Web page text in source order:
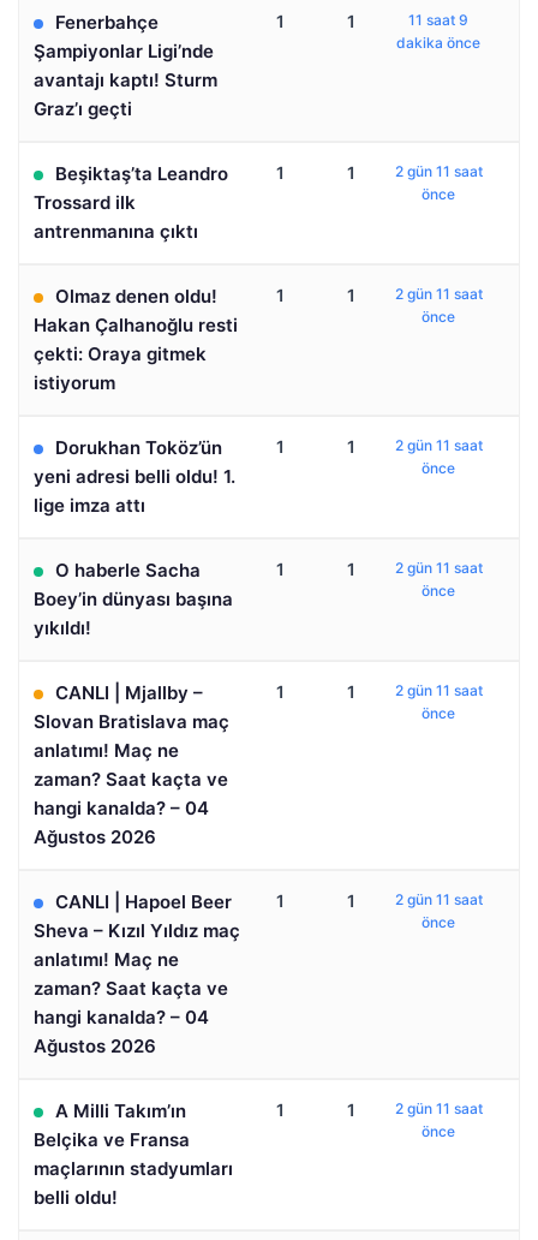
Fenerbahçe
Şampiyonlar Ligi’nde
avantajı kaptı! Sturm
Graz’ı geçti
1 1
11 saat 9
dakika önce
Beşiktaş’ta Leandro
Trossard ilk
antrenmanına çıktı
1 1
2 gün 11 saat
önce
Olmaz denen oldu!
Hakan Çalhanoğlu resti
çekti: Oraya gitmek
istiyorum
1 1
2 gün 11 saat
önce
Dorukhan Toköz’ün
yeni adresi belli oldu! 1.
lige imza attı
1 1
2 gün 11 saat
önce
O haberle Sacha
Boey’in dünyası başına
yıkıldı!
1 1
2 gün 11 saat
önce
CANLI | Mjallby –
Slovan Bratislava maç
anlatımı! Maç ne
zaman? Saat kaçta ve
hangi kanalda? – 04
Ağustos 2026
1 1
2 gün 11 saat
önce
CANLI | Hapoel Beer
Sheva – Kızıl Yıldız maç
anlatımı! Maç ne
zaman? Saat kaçta ve
hangi kanalda? – 04
Ağustos 2026
1 1
2 gün 11 saat
önce
A Milli Takım’ın
Belçika ve Fransa
maçlarının stadyumları
belli oldu!
1 1
2 gün 11 saat
önce